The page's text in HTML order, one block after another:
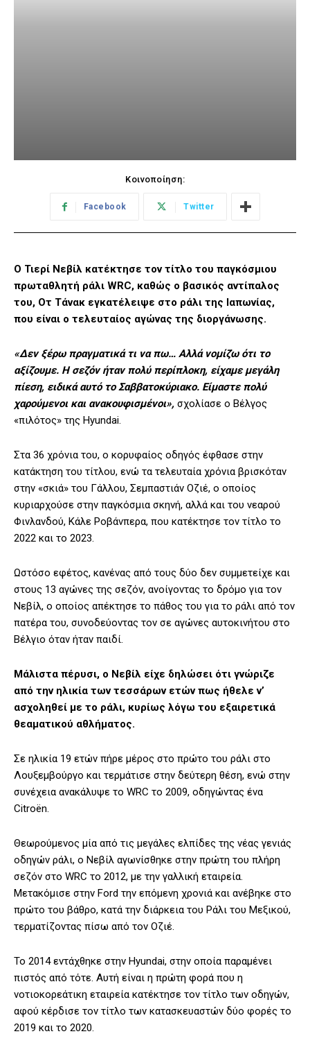
Κοινοποίηση:
Facebook Twitter
Ο Τιερί Νεβίλ κατέκτησε τον τίτλο του παγκόσμιου
πρωταθλητή ράλι WRC, καθώς ο βασικός αντίπαλος
του, Οτ Τάνακ εγκατέλειψε στο ράλι της Ιαπωνίας,
που είναι ο τελευταίος αγώνας της διοργάνωσης.
«Δεν ξέρω πραγματικά τι να πω… Αλλά νομίζω ότι το
αξίζουμε. Η σεζόν ήταν πολύ περίπλοκη, είχαμε μεγάλη
πίεση, ειδικά αυτό το Σαββατοκύριακο. Είμαστε πολύ
χαρούμενοι και ανακουφισμένοι», σχολίασε ο Βέλγος
«πιλότος» της Hyundai.
Στα 36 χρόνια του, ο κορυφαίος οδηγός έφθασε στην
κατάκτηση του τίτλου, ενώ τα τελευταία χρόνια βρισκόταν
στην «σκιά» του Γάλλου, Σεμπαστιάν Οζιέ, ο οποίος
κυριαρχούσε στην παγκόσμια σκηνή, αλλά και του νεαρού
Φινλανδού, Κάλε Ροβάνπερα, που κατέκτησε τον τίτλο το
2022 και το 2023.
Ωστόσο εφέτος, κανένας από τους δύο δεν συμμετείχε και
στους 13 αγώνες της σεζόν, ανοίγοντας το δρόμο για τον
Νεβίλ, ο οποίος απέκτησε το πάθος του για το ράλι από τον
πατέρα του, συνοδεύοντας τον σε αγώνες αυτοκινήτου στο
Βέλγιο όταν ήταν παιδί.
Μάλιστα πέρυσι, ο Νεβίλ είχε δηλώσει ότι γνώριζε
από την ηλικία των τεσσάρων ετών πως ήθελε ν’
ασχοληθεί με το ράλι, κυρίως λόγω του εξαιρετικά
θεαματικού αθλήματος.
Σε ηλικία 19 ετών πήρε μέρος στο πρώτο του ράλι στο
Λουξεμβούργο και τερμάτισε στην δεύτερη θέση, ενώ στην
συνέχεια ανακάλυψε το WRC το 2009, οδηγώντας ένα
Citroën.
Θεωρούμενος μία από τις μεγάλες ελπίδες της νέας γενιάς
οδηγών ράλι, ο Νεβίλ αγωνίσθηκε στην πρώτη του πλήρη
σεζόν στο WRC το 2012, με την γαλλική εταιρεία.
Μετακόμισε στην Ford την επόμενη χρονιά και ανέβηκε στο
πρώτο του βάθρο, κατά την διάρκεια του Ράλι του Μεξικού,
τερματίζοντας πίσω από τον Οζιέ.
Το 2014 εντάχθηκε στην Hyundai, στην οποία παραμένει
πιστός από τότε. Αυτή είναι η πρώτη φορά που η
νοτιοκορεάτικη εταιρεία κατέκτησε τον τίτλο των οδηγών,
αφού κέρδισε τον τίτλο των κατασκευαστών δύο φορές το
2019 και το 2020.